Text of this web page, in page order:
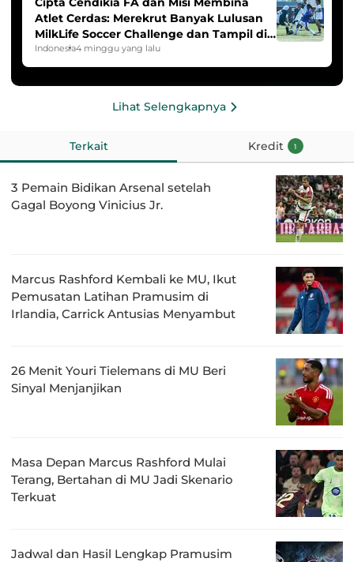
Atlet Cerdas: Merekrut Banyak Lulusan
MilkLife Soccer Challenge dan Tampil di
HYDROPLUS Soccer League
Indonesia4 minggu yang lalu
Lihat Selengkapnya
Terkait Kredit 1
3 Pemain Bidikan Arsenal setelah
Gagal Boyong Vinicius Jr.
Marcus Rashford Kembali ke MU, Ikut
Pemusatan Latihan Pramusim di
Irlandia, Carrick Antusias Menyambut
26 Menit Youri Tielemans di MU Beri
Sinyal Menjanjikan
Masa Depan Marcus Rashford Mulai
Terang, Bertahan di MU Jadi Skenario
Terkuat
Jadwal dan Hasil Lengkap Pramusim